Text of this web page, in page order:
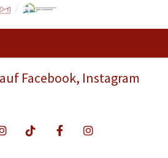
Facebook, Instagram